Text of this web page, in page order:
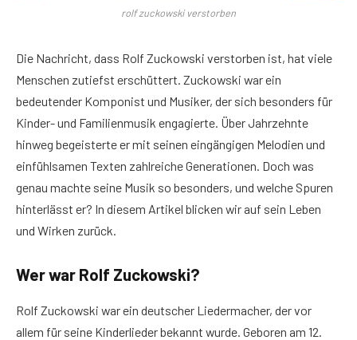
rolf zuckowski verstorben
Die Nachricht, dass Rolf Zuckowski verstorben ist, hat viele
Menschen zutiefst erschüttert. Zuckowski war ein
bedeutender Komponist und Musiker, der sich besonders für
Kinder- und Familienmusik engagierte. Über Jahrzehnte
hinweg begeisterte er mit seinen eingängigen Melodien und
einfühlsamen Texten zahlreiche Generationen. Doch was
genau machte seine Musik so besonders, und welche Spuren
hinterlässt er? In diesem Artikel blicken wir auf sein Leben
und Wirken zurück.
Wer war Rolf Zuckowski?
Rolf Zuckowski war ein deutscher Liedermacher, der vor
allem für seine Kinderlieder bekannt wurde. Geboren am 12.